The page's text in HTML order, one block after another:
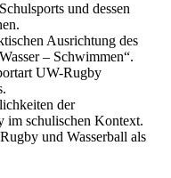
und dessen
Ausrichtung des
– Schwimmen“.
UW-Rugby
der
im schulischen Kontext.
und Wasserball als